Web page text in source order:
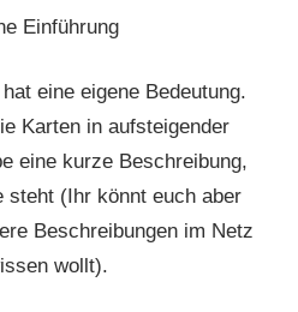
Einführung
eine eigene Bedeutung.
Karten in aufsteigender
eine kurze Beschreibung,
steht (Ihr könnt euch aber
Beschreibungen im Netz
wollt).